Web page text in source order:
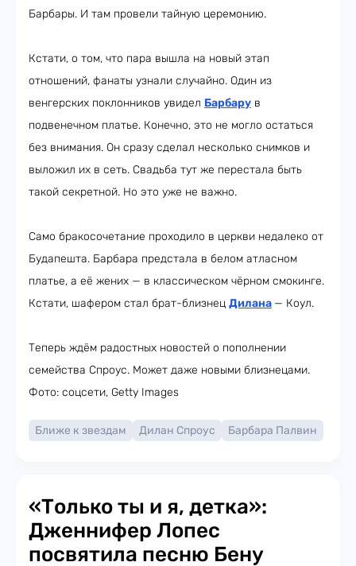
Барбары. И там провели тайную церемонию.
Кстати, о том, что пара вышла на новый этап
отношений, фанаты узнали случайно. Один из
венгерских поклонников увидел Барбару в
подвенечном платье. Конечно, это не могло остаться
без внимания. Он сразу сделал несколько снимков и
выложил их в сеть. Свадьба тут же перестала быть
такой секретной. Но это уже не важно.
Само бракосочетание проходило в церкви недалеко от
Будапешта. Барбара предстала в белом атласном
платье, а её жених — в классическом чёрном смокинге.
Кстати, шафером стал брат-близнец Дилана — Коул.
Теперь ждём радостных новостей о пополнении
семейства Спроус. Может даже новыми близнецами.
Фото: соцсети, Getty Images
Ближе к звездам Дилан Спроус Барбара Палвин
«Только ты и я, детка»:
Дженнифер Лопес
посвятила песню Бену